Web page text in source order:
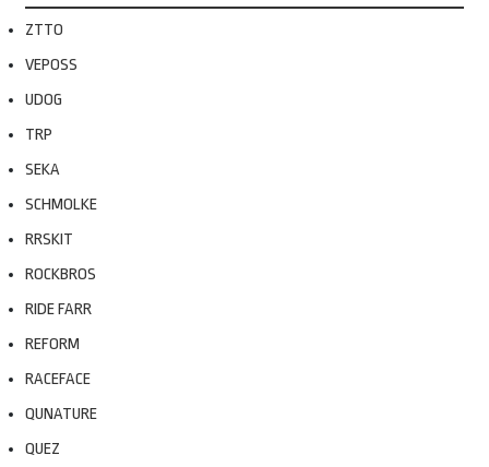
ZTTO
VEPOSS
UDOG
TRP
SEKA
SCHMOLKE
RRSKIT
ROCKBROS
RIDE FARR
REFORM
RACEFACE
QUNATURE
QUEZ